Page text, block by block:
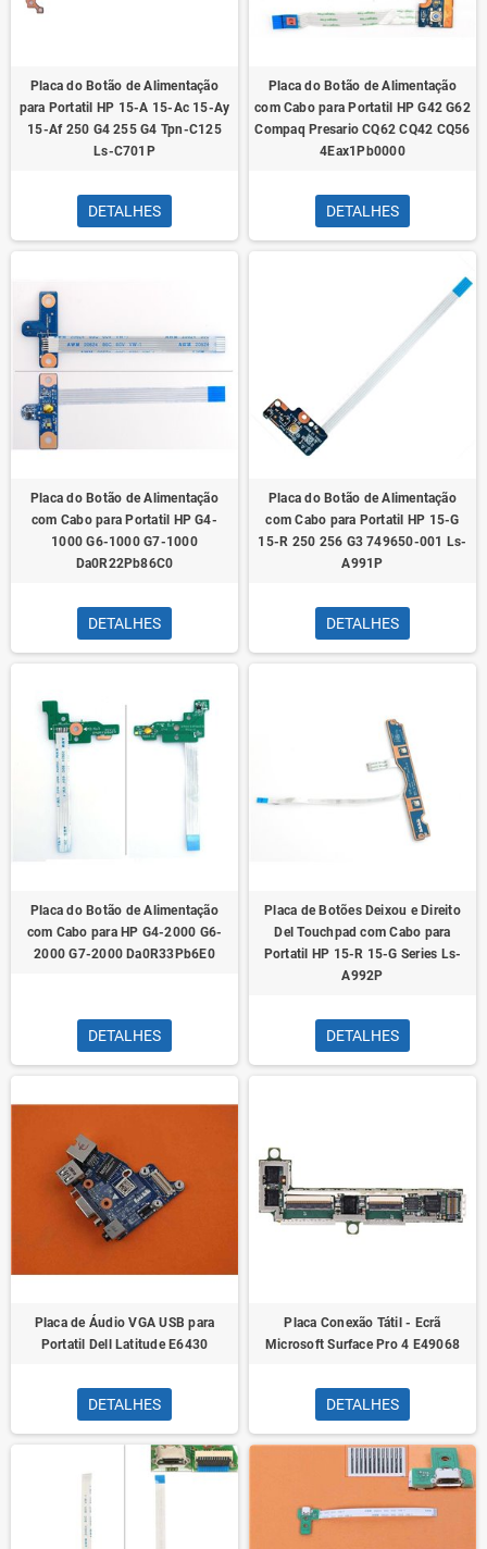
Placa do Botão de Alimentação
para Portatil HP 15-A 15-Ac 15-Ay
15-Af 250 G4 255 G4 Tpn-C125
Ls-C701P
DETALHES
Placa do Botão de Alimentação
com Cabo para Portatil HP G42 G62
Compaq Presario CQ62 CQ42 CQ56
4Eax1Pb0000
DETALHES
Placa do Botão de Alimentação
com Cabo para Portatil HP G4-
1000 G6-1000 G7-1000
Da0R22Pb86C0
DETALHES
Placa do Botão de Alimentação
com Cabo para Portatil HP 15-G
15-R 250 256 G3 749650-001 Ls-
A991P
DETALHES
Placa do Botão de Alimentação
com Cabo para HP G4-2000 G6-
2000 G7-2000 Da0R33Pb6E0
DETALHES
Placa de Botões Deixou e Direito
Del Touchpad com Cabo para
Portatil HP 15-R 15-G Series Ls-
A992P
DETALHES
Placa de Áudio VGA USB para
Portatil Dell Latitude E6430
DETALHES
Placa Conexão Tátil - Ecrã
Microsoft Surface Pro 4 E49068
DETALHES